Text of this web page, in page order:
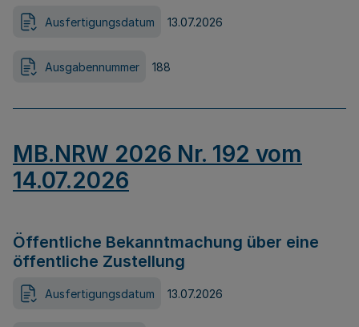
Ausfertigungsdatum 13.07.2026
Ausgabennummer 188
MB.NRW 2026 Nr. 192 vom
14.07.2026
Öffentliche Bekanntmachung über eine
öffentliche Zustellung
Ausfertigungsdatum 13.07.2026